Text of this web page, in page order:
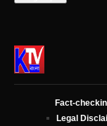
Fact-
Legal